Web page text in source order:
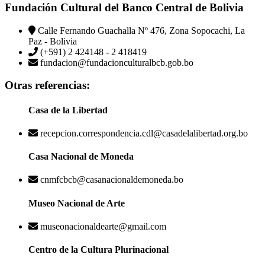
Fundación Cultural del Banco Central de Bolivia
Calle Fernando Guachalla Nº 476, Zona Sopocachi, La
Paz - Bolivia
(+591) 2 424148 - 2 418419
fundacion@fundacionculturalbcb.gob.bo
Otras referencias:
Casa de la Libertad
recepcion.correspondencia.cdl@casadelalibertad.org.bo
Casa Nacional de Moneda
cnmfcbcb@casanacionaldemoneda.bo
Museo Nacional de Arte
museonacionaldearte@gmail.com
Centro de la Cultura Plurinacional